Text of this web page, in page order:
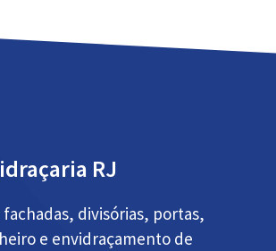
RJ
divisórias, portas,
e envidraçamento de